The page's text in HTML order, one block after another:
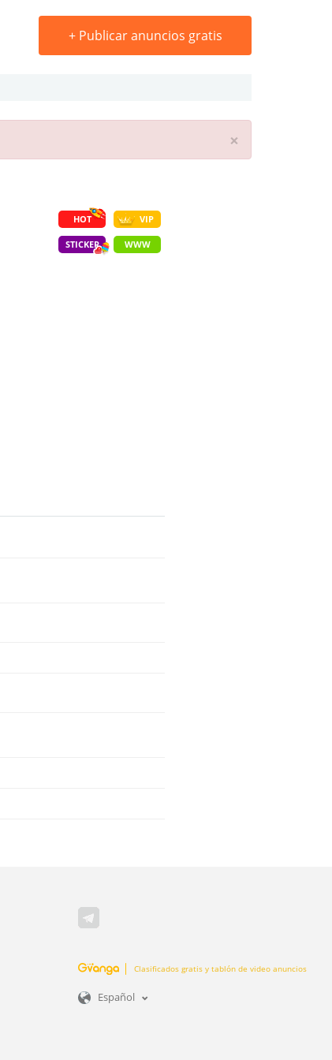
+Publicar anuncios gratis
×
HOT VIP
STICKER WWW
Clasificados gratis y tablón de video anuncios
Español